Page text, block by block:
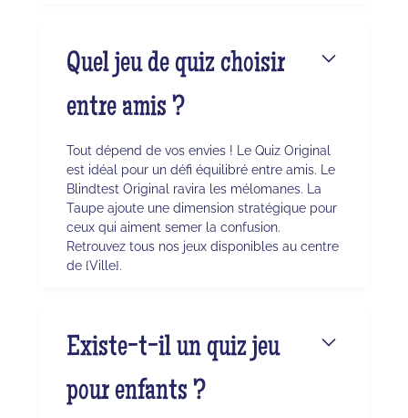
Quel jeu de quiz choisir
entre amis ?
Tout dépend de vos envies ! Le Quiz Original
est idéal pour un défi équilibré entre amis. Le
Blindtest Original ravira les mélomanes. La
Taupe ajoute une dimension stratégique pour
ceux qui aiment semer la confusion.
Retrouvez tous nos jeux disponibles au centre
de {Ville}.
Existe-t-il un quiz jeu
pour enfants ?